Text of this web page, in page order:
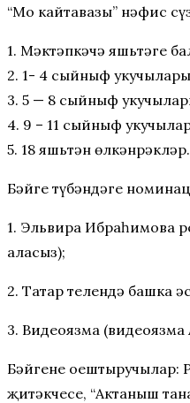
“Моң кайтавазы” нәфис
1. Мәктәпкәчә яшьтәге
2. 1- 4 сыйныф
3. 5 — 8 сыйныф
4. 9 – 11 сыйныф
5. 18 яшьтән өлкәнрәкләр.
Бәйге түбәндәге
1. Эльвира Ибраһимова
аласыз);
2. Татар телендә башка
3. Видеоязма
Бәйгене оештыручылар:
җитәкчесе, “Актаныш